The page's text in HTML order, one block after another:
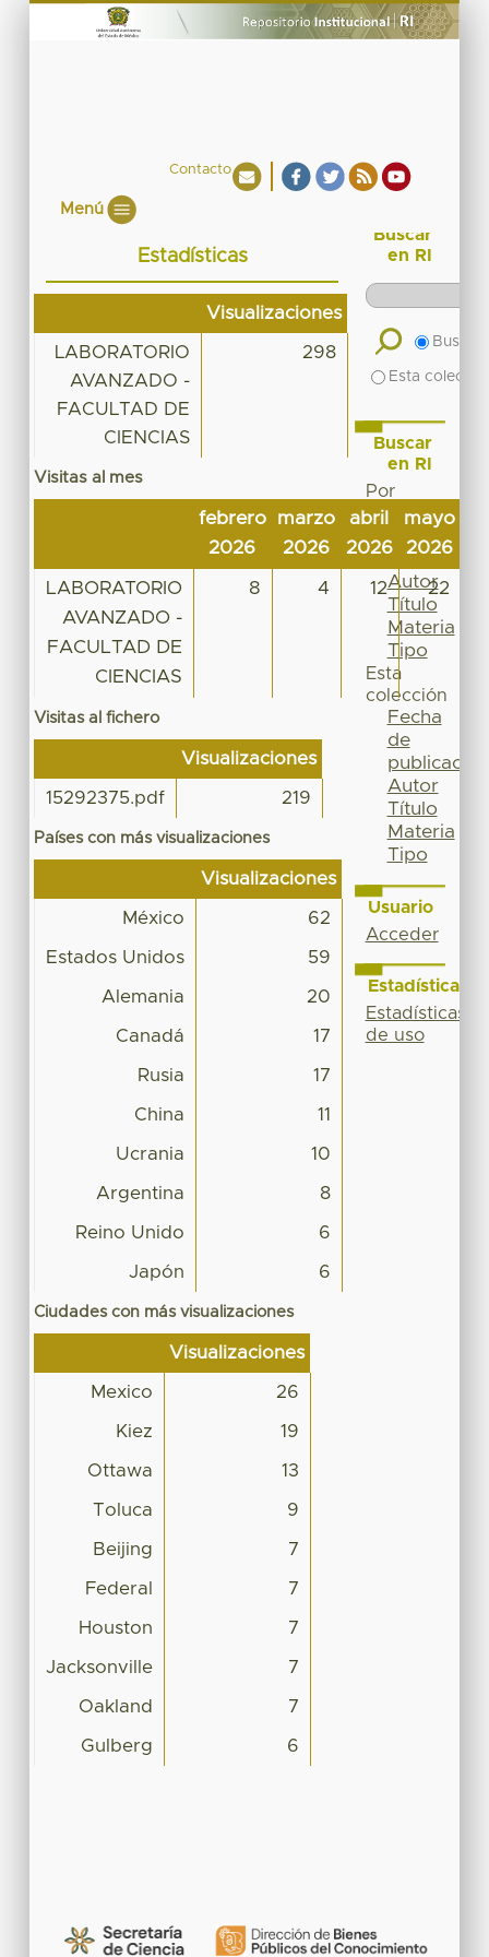
Contacto
Menú
Estadísticas
Visualizaciones
LABORATORIO
AVANZADO -
FACULTAD DE
CIENCIAS
298
Visitas al mes
febrero
2026
marzo
2026
abril
2026
mayo
2026
LABORATORIO
AVANZADO -
FACULTAD DE
CIENCIAS
8 4 12 22
Visitas al fichero
Visualizaciones
15292375.pdf 219
Países con más visualizaciones
Visualizaciones
México 62
Estados Unidos 59
Alemania 20
Canadá 17
Rusia 17
China 11
Ucrania 10
Argentina 8
Reino Unido 6
Japón 6
Ciudades con más visualizaciones
Visualizaciones
Mexico 26
Kiez 19
Ottawa 13
Toluca 9
Beijing 7
Federal 7
Houston 7
Jacksonville 7
Oakland 7
Gulberg 6
Buscar
en RI
Buscar
Esta
Buscar
en RI
Por
Fecha
de
publicación
Autor
Título
Materia
Tipo
Esta
colección
Fecha
de
publicación
Autor
Título
Materia
Tipo
Usuario
Acceder
Estadísticas
Estadísticas
de uso